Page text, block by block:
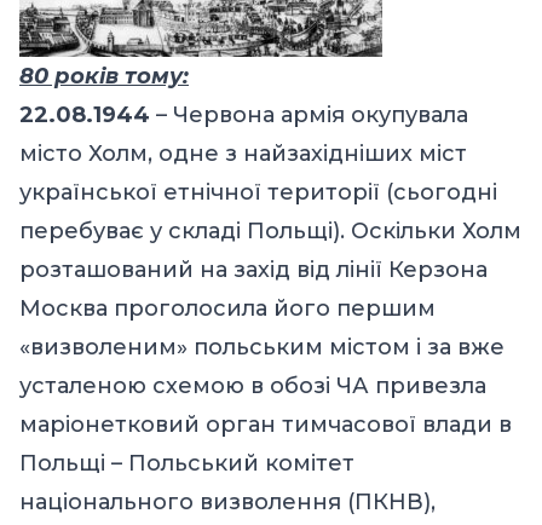
80 років тому:
22.08.1944 – Червона армія окупувала
місто Холм, одне з найзахідніших міст
української етнічної території (сьогодні
перебуває у складі Польщі). Оскільки Холм
розташований на захід від лінії Керзона
Москва проголосила його першим
«визволеним» польським містом і за вже
усталеною схемою в обозі ЧА привезла
маріонетковий орган тимчасової влади в
Польщі – Польський комітет
національного визволення (ПКНВ),